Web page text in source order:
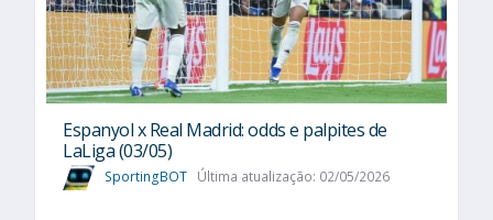
Espanyol x Real Madrid: odds e palpites de
LaLiga (03/05)
SportingBOT Última atualização: 02/05/2026